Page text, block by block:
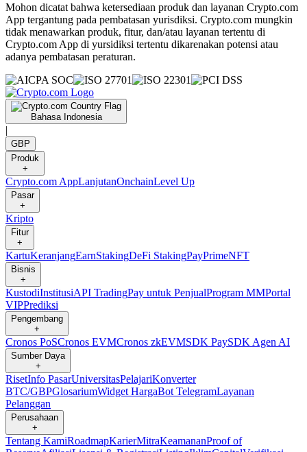
Mohon dicatat bahwa ketersediaan produk dan layanan Crypto.com
App tergantung pada pembatasan yurisdiksi. Crypto.com mungkin
tidak menawarkan produk, fitur, dan/atau layanan tertentu di
Crypto.com App di yursidiksi tertentu dikarenakan potensi atau
adanya pembatasan peraturan.
Bahasa Indonesia
|
GBP
Produk
+
Crypto.com AppLanjutanOnchainLevel Up
Pasar
+
Kripto
Fitur
+
KartuKeranjangEarnStakingDeFi StakingPayPrimeNFT
Bisnis
+
KustodiInstitusiAPI TradingPay untuk PenjualProgram MMPortal
VIPPrediksi
Pengembang
+
Cronos PoSCronos EVMCronos zkEVMSDK PaySDK Agen AI
Sumber Daya
+
RisetInfo PasarUniversitasPelajariKonverter
BTC/GBPGlosariumWidget HargaBot TelegramLayanan
Pelanggan
Perusahaan
+
Tentang KamiRoadmapKarierMitraKeamananProof of